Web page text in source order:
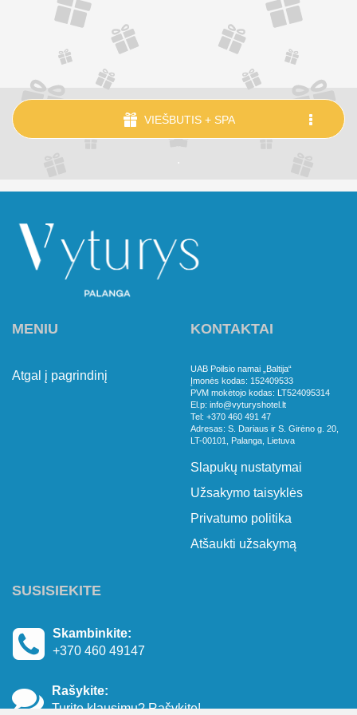
VIEŠBUTIS + SPA
.
MENIU
Atgal į pagrindinį
KONTAKTAI
UAB Poilsio namai „Baltija“
Įmonės kodas: 152409533
PVM mokėtojo kodas: LT524095314
El.p: info@vyturyshotel.lt
Tel: +370 460 491 47
Adresas: S. Dariaus ir S. Girėno g. 20,
LT-00101, Palanga, Lietuva
Slapukų nustatymai
Užsakymo taisyklės
Privatumo politika
Atšaukti užsakymą
SUSISIEKITE
Skambinkite:
+370 460 49147
Rašykite:
Turite klausimų? Rašykite!